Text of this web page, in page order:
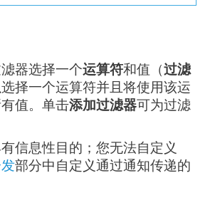
器选择一个运算符和值（过滤
择一个运算符并且将使用该运
值。单击添加过滤器可为过滤
信息性目的；您无法自定义
部分中自定义通过通知传递的